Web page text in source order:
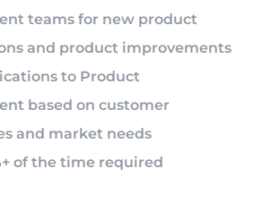
teams for new product
and product improvements
to Product
based on customer
and market needs
of the time required